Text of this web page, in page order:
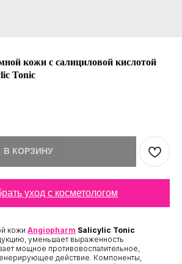
кожи с салициловой кислотой
Tonic
В КОРЗИНУ
уход с косметологом
кожи Angiopharm Salicylic Tonic
уменьшает выраженность
мощное противовоспалительное,
действие. Компоненты,